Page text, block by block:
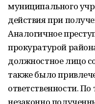
муниципального
действия при
Аналогичное
прокуратурой
должностное лицо
также было
ответственности.